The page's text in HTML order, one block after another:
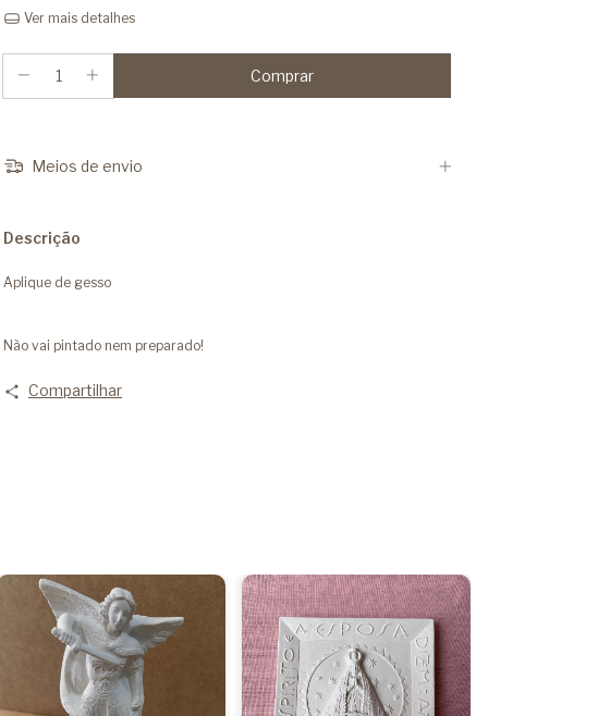
Ver mais detalhes
Meios de envio
Descrição
Aplique de gesso
Não vai pintado nem preparado!
Compartilhar